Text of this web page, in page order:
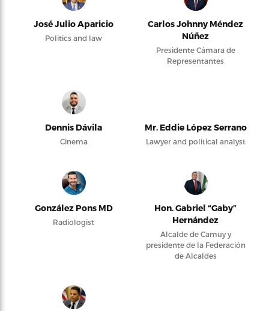
José Julio Aparicio
Politics and law
Carlos Johnny Méndez
Núñez
Presidente Cámara de
Representantes
Dennis Dávila
Cinema
Mr. Eddie López Serrano
Lawyer and political analyst
González Pons MD
Radiologist
Hon. Gabriel “Gaby”
Hernández
Alcalde de Camuy y
presidente de la Federación
de Alcaldes